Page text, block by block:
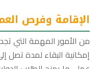
الإقامة وفرص
من الأمور المهمة التي